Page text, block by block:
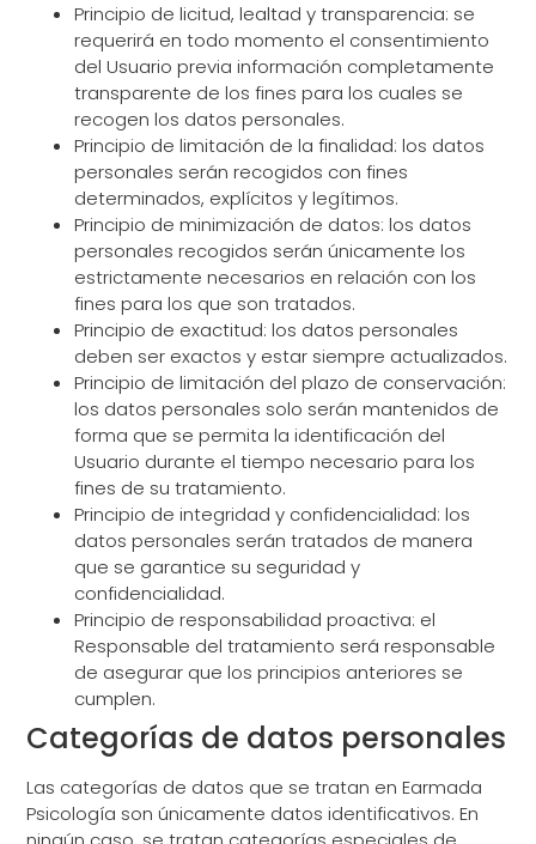
Principio de licitud, lealtad y transparencia: se
requerirá en todo momento el consentimiento
del Usuario previa información completamente
transparente de los fines para los cuales se
recogen los datos personales.
Principio de limitación de la finalidad: los datos
personales serán recogidos con fines
determinados, explícitos y legítimos.
Principio de minimización de datos: los datos
personales recogidos serán únicamente los
estrictamente necesarios en relación con los
fines para los que son tratados.
Principio de exactitud: los datos personales
deben ser exactos y estar siempre actualizados.
Principio de limitación del plazo de conservación:
los datos personales solo serán mantenidos de
forma que se permita la identificación del
Usuario durante el tiempo necesario para los
fines de su tratamiento.
Principio de integridad y confidencialidad: los
datos personales serán tratados de manera
que se garantice su seguridad y
confidencialidad.
Principio de responsabilidad proactiva: el
Responsable del tratamiento será responsable
de asegurar que los principios anteriores se
cumplen.
Categorías de datos personales
Las categorías de datos que se tratan en Earmada
Psicología son únicamente datos identificativos. En